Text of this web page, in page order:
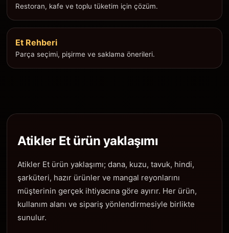
Restoran, kafe ve toplu tüketim için çözüm.
Et Rehberi
Parça seçimi, pişirme ve saklama önerileri.
Atikler Et ürün yaklaşımı
Atikler Et ürün yaklaşımı; dana, kuzu, tavuk, hindi,
şarküteri, hazır ürünler ve mangal reyonlarını
müşterinin gerçek ihtiyacına göre ayırır. Her ürün,
kullanım alanı ve sipariş yönlendirmesiyle birlikte
sunulur.